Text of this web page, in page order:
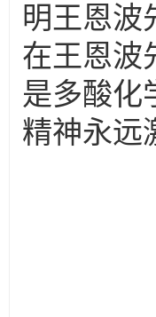
明王恩波
在王恩波
是多酸化
精神永远